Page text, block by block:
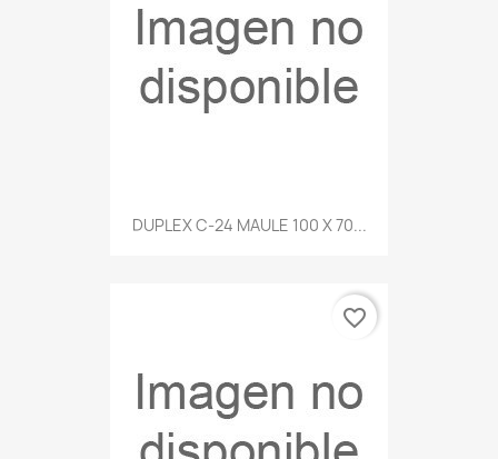
DUPLEX C-24 MAULE 100 X 70...
favorite_border